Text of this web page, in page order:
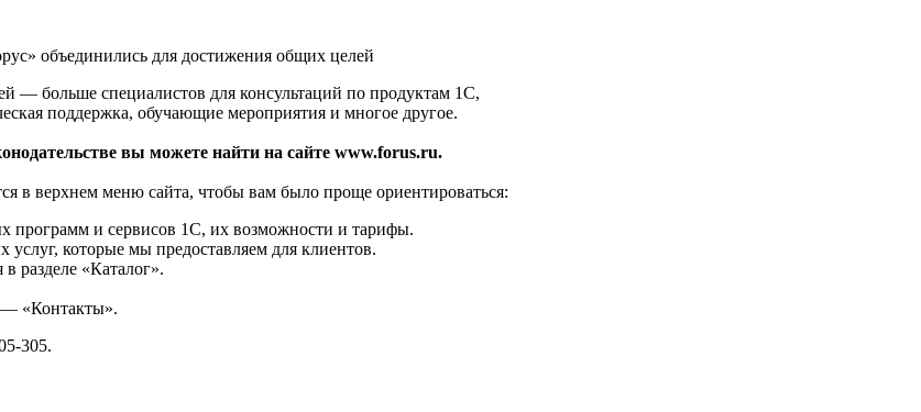
объединились для достижения общих целей
— больше специалистов для консультаций по продуктам 1С,
поддержка, обучающие мероприятия и многое другое.
вы можете найти на сайте www.forus.ru.
в верхнем меню сайта, чтобы вам было проще ориентироваться:
программ и сервисов 1С, их возможности и тарифы.
которые мы предоставляем для клиентов.
разделе «Каталог».
— «Контакты».
305.